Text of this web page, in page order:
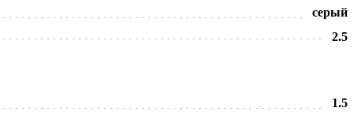
серый
2.5
1.5